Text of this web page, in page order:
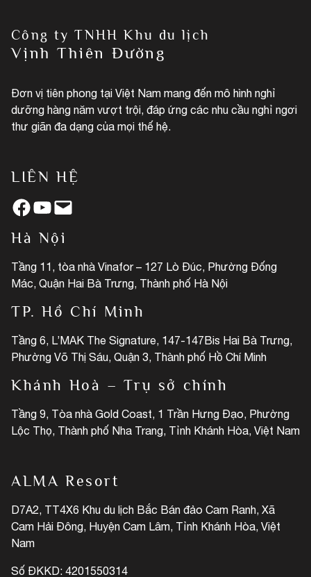
Công ty TNHH Khu du lịch
Vịnh Thiên Đường
Đơn vị tiên phong tại Việt Nam mang đến mô hình nghỉ
dưỡng hàng năm vượt trội, đáp ứng các nhu cầu nghỉ ngơi
thư giãn đa dạng của mọi thế hệ.
LIÊN HỆ
Facebook YouTube Mail
Hà Nội
Tầng 11, tòa nhà Vinafor – 127 Lò Đúc, Phường Đống
Mác, Quận Hai Bà Trưng, Thành phố Hà Nội
TP. Hồ Chí Minh
Tầng 6, L’MAK The Signature, 147-147Bis Hai Bà Trưng,
Phường Võ Thị Sáu, Quận 3, Thành phố Hồ Chí Minh
Khánh Hoà – Trụ sở chính
Tầng 9, Tòa nhà Gold Coast, 1 Trần Hưng Đạo, Phường
Lộc Thọ, Thành phố Nha Trang, Tỉnh Khánh Hòa, Việt Nam
ALMA Resort
D7A2, TT4X6 Khu du lịch Bắc Bán đảo Cam Ranh, Xã
Cam Hải Đông, Huyện Cam Lâm, Tỉnh Khánh Hòa, Việt
Nam
Số ĐKKD: 4201550314